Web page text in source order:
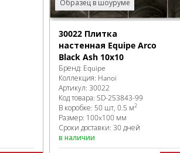
Образец в шоуруме
30022 Плитка
настенная Equipe Arco
Black Ash 10х10
Бренд: Equipe
Коллекция: Hanoi
Артикул:30022
Код товара:SD-253843-99
В коробке: 50 шт, 0.5 м2
Размер: 100x100 мм
Сроки доставки: 30 дней
в наличии